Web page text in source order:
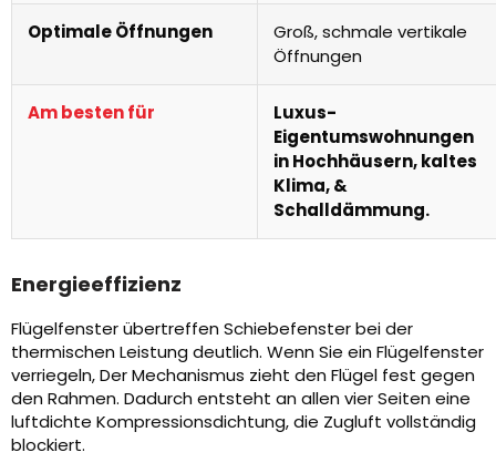
Optimale Öffnungen
Groß, schmale vertikale
Öffnungen
Am besten für
Luxus-
Eigentumswohnungen
in Hochhäusern, kaltes
Klima, &
Schalldämmung.
Energieeffizienz
Flügelfenster übertreffen Schiebefenster bei der
thermischen Leistung deutlich. Wenn Sie ein Flügelfenster
verriegeln, Der Mechanismus zieht den Flügel fest gegen
den Rahmen. Dadurch entsteht an allen vier Seiten eine
luftdichte Kompressionsdichtung, die Zugluft vollständig
blockiert.